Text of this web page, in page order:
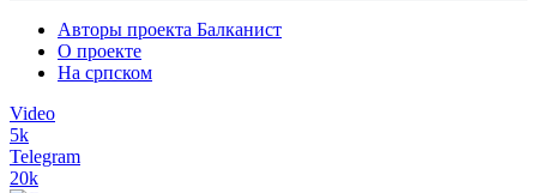
Авторы проекта Балканист
О проекте
На српском
Video
5k
Telegram
20k